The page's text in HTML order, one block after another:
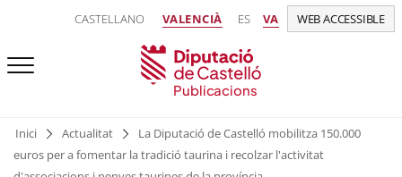
CASTELLANO VALENCIÀ ES VA WEB ACCESSIBLE
Publicacions
Inici Actualitat
La Diputació de Castelló mobilitza 150.000
euros per a fomentar la tradició taurina i recolzar l'activitat